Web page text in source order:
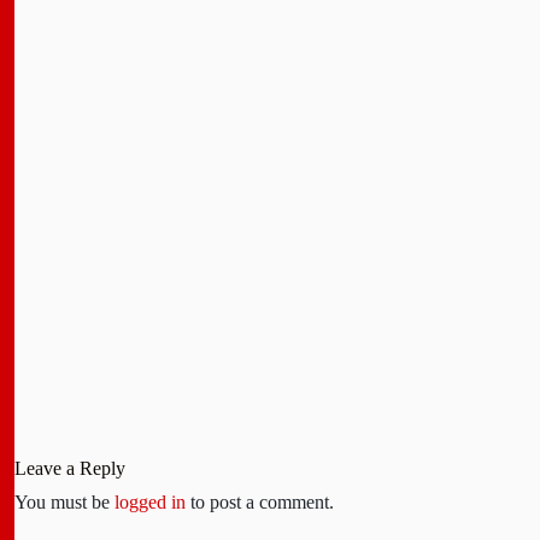
Leave a Reply
You must be logged in to post a comment.